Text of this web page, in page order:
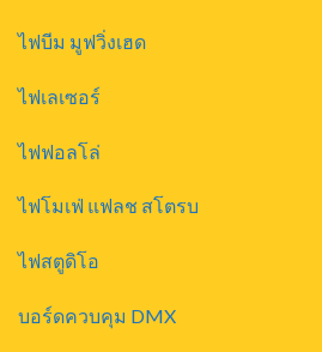
ไฟบีม มูฟวิ่งเฮด
ไฟเลเซอร์
ไฟฟอลโล่
ไฟโมเฟ่ แฟลช สโตรบ
ไฟสตูดิโอ
บอร์ดควบคุม DMX